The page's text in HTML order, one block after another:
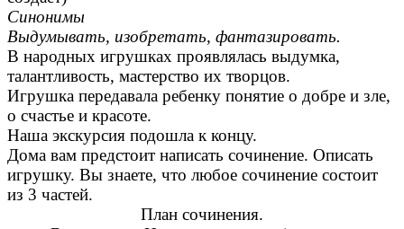
Синонимы
Выдумывать, изобретать, фантазировать.
В народных игрушках проявлялась выдумка,
талантливость, мастерство их творцов.
Игрушка передавала ребенку понятие о добре и зле,
о счастье и красоте.
Наша экскурсия подошла к концу.
Дома вам предстоит написать сочинение. Описать
игрушку. Вы знаете, что любое сочинение состоит
из 3 частей.
План сочинения.